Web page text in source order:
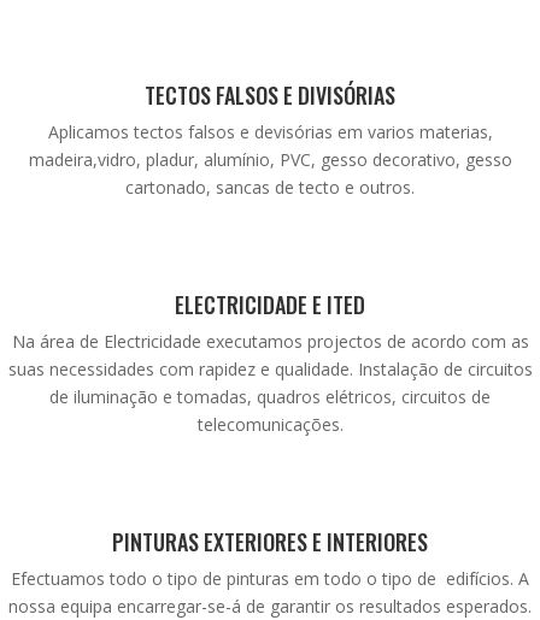
TECTOS FALSOS E DIVISÓRIAS
Aplicamos tectos falsos e devisórias em varios materias,
madeira,vidro, pladur, alumínio, PVC, gesso decorativo, gesso
cartonado, sancas de tecto e outros.
ELECTRICIDADE E ITED
Na área de Electricidade executamos projectos de acordo com as
suas necessidades com rapidez e qualidade. Instalação de circuitos
de iluminação e tomadas, quadros elétricos, circuitos de
telecomunicações.
PINTURAS EXTERIORES E INTERIORES
Efectuamos todo o tipo de pinturas em todo o tipo de edifícios. A
nossa equipa encarregar-se-á de garantir os resultados esperados.